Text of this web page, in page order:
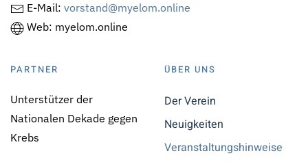
E-Mail: vorstand@myelom.online
Web: myelom.online
PARTNER
Unterstützer der
Nationalen Dekade gegen
Krebs
ÜBER UNS
Der Verein
Neuigkeiten
Veranstaltungshinweise